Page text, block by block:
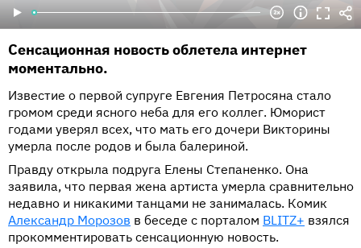
Сенсационная новость облетела интернет
моментально.
Известие о первой супруге Евгения Петросяна стало
громом среди ясного неба для его коллег. Юморист
годами уверял всех, что мать его дочери Викторины
умерла после родов и была балериной.
Правду открыла подруга Елены Степаненко. Она
заявила, что первая жена артиста умерла сравнительно
недавно и никакими танцами не занималась. Комик
Александр Морозов в беседе с порталом BLITZ+ взялся
прокомментировать сенсационную новость.